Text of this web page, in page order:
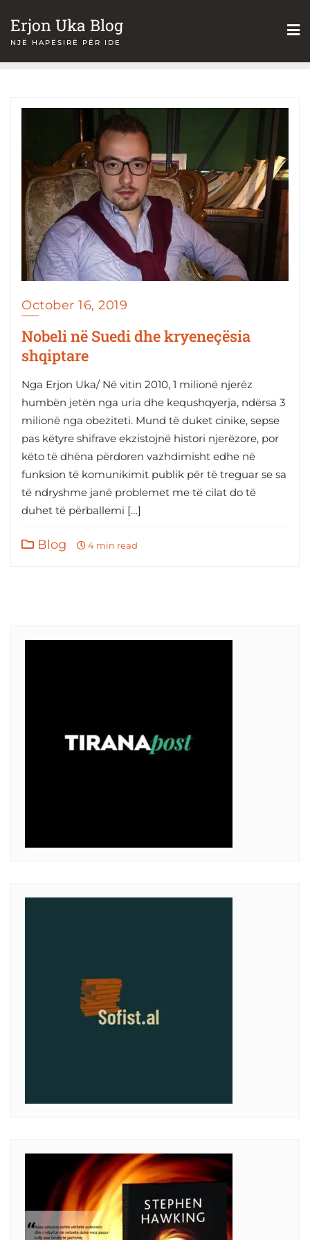
toErjon Uka Blog
NJË HAPËSIRË PËR IDE
October 16, 2019
Nobeli në Suedi dhe kryeneçësia
shqiptare
Nga Erjon Uka/ Në vitin 2010, 1 milionë njerëz
humbën jetën nga uria dhe kequshqyerja, ndërsa 3
milionë nga obeziteti. Mund të duket cinike, sepse
pas këtyre shifrave ekzistojnë histori njerëzore, por
këto të dhëna përdoren vazhdimisht edhe në
funksion të komunikimit publik për të treguar se sa
të ndryshme janë problemet me të cilat do të
duhet të përballemi […]
Blog 4 min read